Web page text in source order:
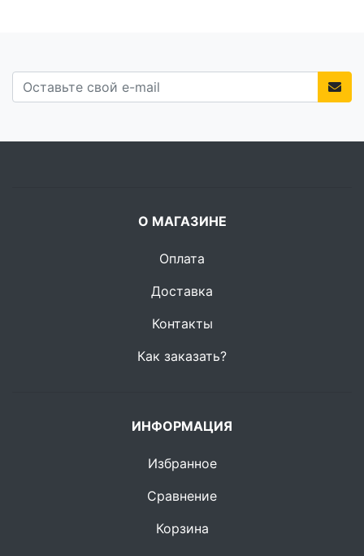
О МАГАЗИНЕ
Оплата
Доставка
Контакты
Как заказать?
ИНФОРМАЦИЯ
Избранное
Сравнение
Корзина